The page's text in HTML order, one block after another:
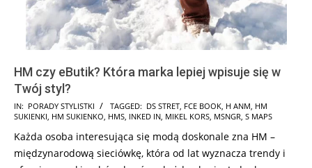
HM czy eButik? Która marka lepiej wpisuje się w
Twój styl?
2024-
12-
31
IN: PORADY STYLISTKI TAGGED: DS STRET, FCE BOOK, H ANM, HM
SUKIENKI, HM SUKIENKO, HMS, INKED IN, MIKEL KORS, MSNGR, S MAPS
Każda osoba interesująca się modą doskonale zna HM –
międzynarodową sieciówkę, która od lat wyznacza trendy i